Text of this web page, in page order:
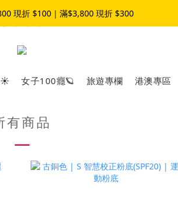
現折 $100｜滿$3,800 現折 $300
現折 $100｜滿$3,800 現折 $300
☀️ 女子100癮🪐 旅遊專欄 港澳專區
有商品